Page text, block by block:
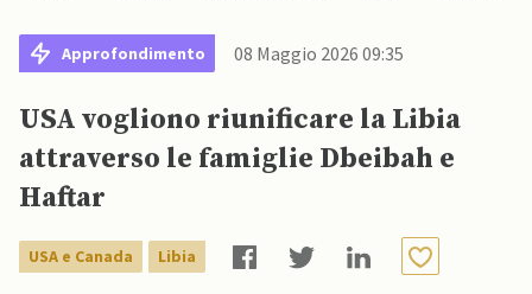
Approfondimento 08 Maggio 2026 09:35
USA vogliono riunificare la Libia
attraverso le famiglie Dbeibah e
Haftar
USA e Canada Libia